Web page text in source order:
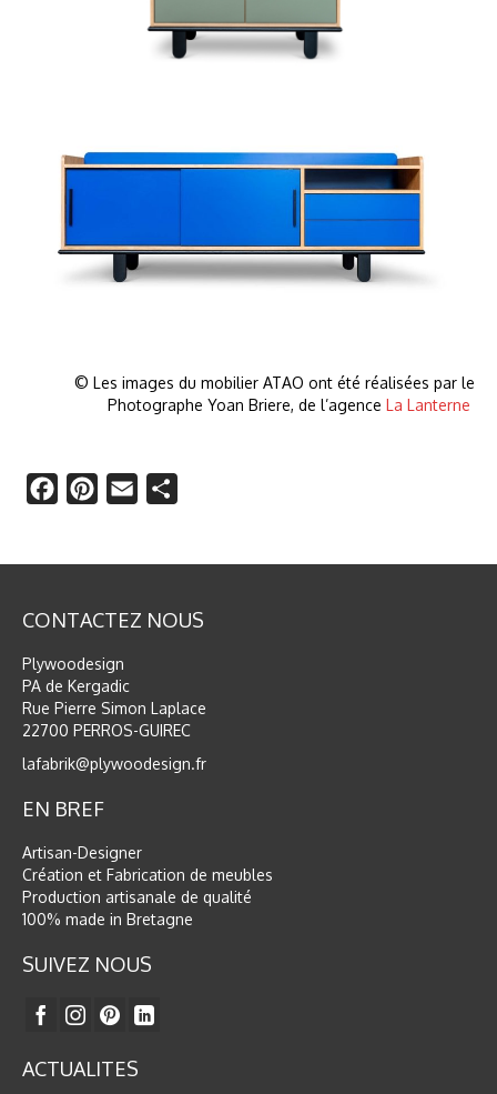
Enfilade ESKIMO
© Les images du mobilier ATAO ont été réalisées par le
Photographe Yoan Briere, de l’agence La Lanterne
FacebookPinterest
Email
CONTACTEZ NOUS
Plywoodesign
PA de Kergadic
Rue Pierre Simon Laplace
22700 PERROS-GUIREC
lafabrik@plywoodesign.fr
EN BREF
Artisan-Designer
Création et Fabrication de meubles
Production artisanale de qualité
100% made in Bretagne
SUIVEZ NOUS
ACTUALITES